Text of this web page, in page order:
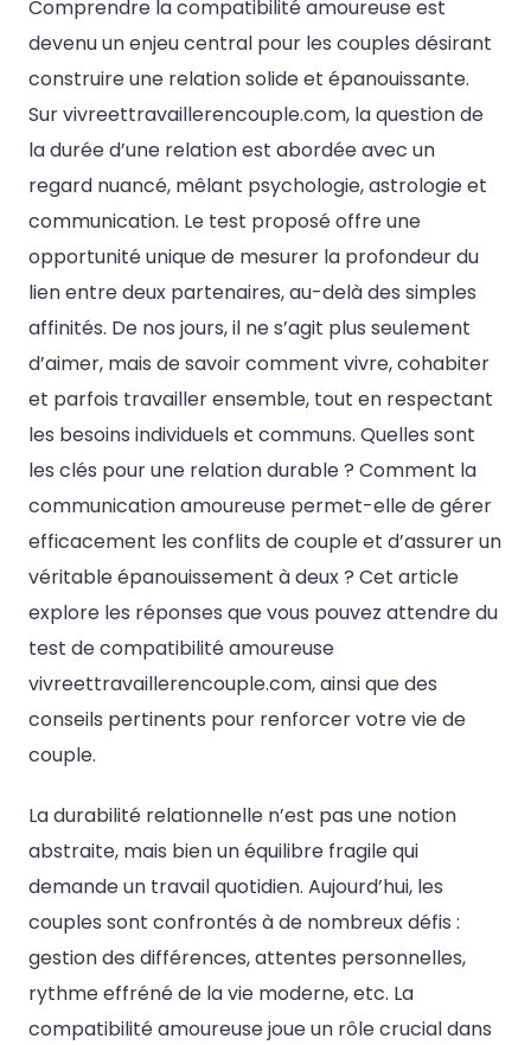
Comprendre la compatibilité amoureuse est
devenu un enjeu central pour les couples désirant
construire une relation solide et épanouissante.
Sur vivreettravaillerencouple.com, la question de
la durée d’une relation est abordée avec un
regard nuancé, mêlant psychologie, astrologie et
communication. Le test proposé offre une
opportunité unique de mesurer la profondeur du
lien entre deux partenaires, au-delà des simples
affinités. De nos jours, il ne s’agit plus seulement
d’aimer, mais de savoir comment vivre, cohabiter
et parfois travailler ensemble, tout en respectant
les besoins individuels et communs. Quelles sont
les clés pour une relation durable ? Comment la
communication amoureuse permet-elle de gérer
efficacement les conflits de couple et d’assurer un
véritable épanouissement à deux ? Cet article
explore les réponses que vous pouvez attendre du
test de compatibilité amoureuse
vivreettravaillerencouple.com, ainsi que des
conseils pertinents pour renforcer votre vie de
couple.
La durabilité relationnelle n’est pas une notion
abstraite, mais bien un équilibre fragile qui
demande un travail quotidien. Aujourd’hui, les
couples sont confrontés à de nombreux défis :
gestion des différences, attentes personnelles,
rythme effréné de la vie moderne, etc. La
compatibilité amoureuse joue un rôle crucial dans